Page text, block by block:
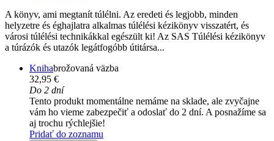
A könyv, ami megtanít túlélni. Az eredeti és legjobb, minden
helyzetre és éghajlatra alkalmas túlélési kézikönyv visszatért, és
városi túlélési technikákkal egészült ki! Az SAS Túlélési kézikönyv
a túrázók és utazók legátfogóbb útitársa...
Knihabrožovaná väzba
32,95 €
Do 2 dní
Tento produkt momentálne nemáme na sklade, ale zvyčajne
vám ho vieme zabezpečiť a odoslať do 2 dní. A posnažíme sa
aj trochu rýchlejšie!
Pridať do zoznamu